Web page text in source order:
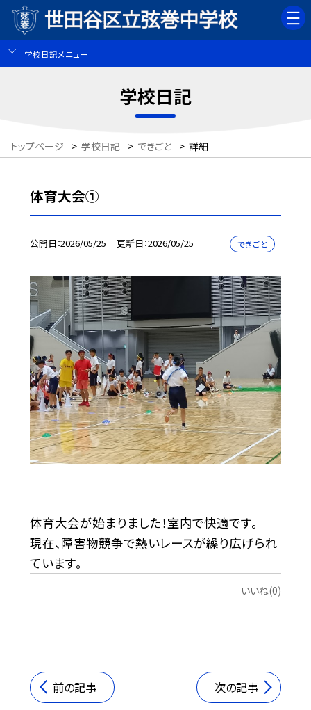
学校日記メニュー
学校日記
トップページ > 学校日記 > できごと > 詳細
体育大会①
公開日 2026/05/25 更新日 2026/05/25 できごと
体育大会が始まりました！室内で快適です。
現在、障害物競争で熱いレースが繰り広げられ
ています。
いいね(0)
前の記事 次の記事